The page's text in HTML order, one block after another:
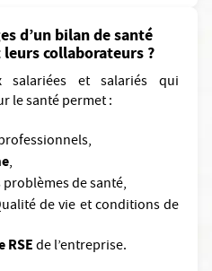
d’un bilan de santé
collaborateurs ?
et salariés qui
le santé permet :
,
problèmes de santé,
de vie et conditions de
RSEde l’entreprise.